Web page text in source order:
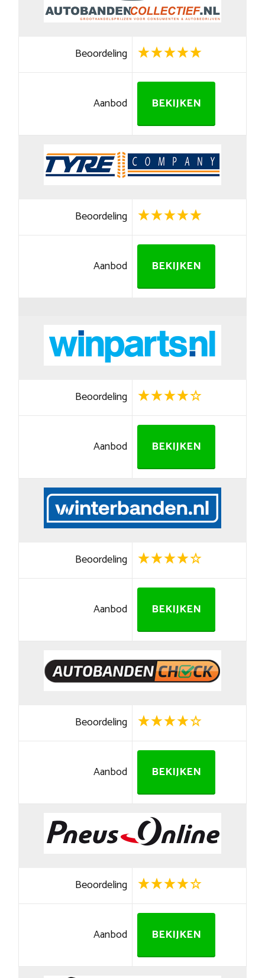
Beoordeling
Aanbod BEKIJKEN
Beoordeling
Aanbod BEKIJKEN
Beoordeling
Aanbod BEKIJKEN
Beoordeling
Aanbod BEKIJKEN
Beoordeling
Aanbod BEKIJKEN
Beoordeling
Aanbod BEKIJKEN